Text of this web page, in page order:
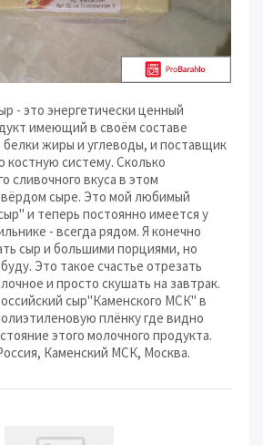
- это энергетически ценный
имеющий в своём составе
жиры и углеводы, и поставщик
костную систему. Сколько
сливочного вкуса в этом
сыре. Это мой любимый
и теперь постоянно имеется у
- всегда рядом. Я конечно
сыр и большими порциями, но
Это такое счастье отрезать
и просто скушать на завтрак.
сыр"Каменского МСК" в
плёнку где видно
этого молочного продукта.
Каменский МСК, Москва.